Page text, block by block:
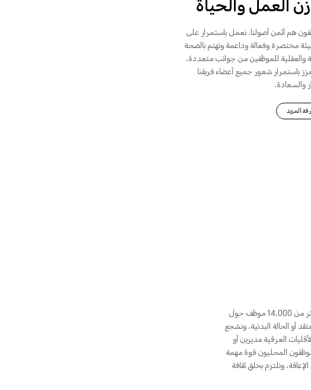
العمل والحياة
هم أثمن أصولنا. نعمل باستمرار على
مختصرة وفعالة وداعمة ونهتم بالصحة
والعقلية للموظفين من جوانب متعددة،
باستمرار شعور جميع أعضاء فريقنا
والسعادة.
المزيد
HONOR هي مؤسسة عالمية ونحترم الجميع بشكل كامل. حالياً، لدى HONOR أكثر من 14,000 موظف حول
أو الحالة البدنية، ونشجع
العرقية مديرين أو
أصبح الموظفون المحليون قوة مهمة
ونلتزم بخلق ثقافة